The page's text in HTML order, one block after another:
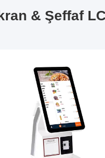
& Şeffaf